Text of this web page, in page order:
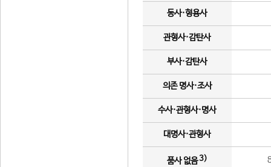
동사·형용사
관형사·감탄사
부사·감탄사
의존 명사·조사
수사·관형사·명사
대명사·관형사
품사 없음3)